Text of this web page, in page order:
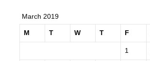
March 2019
M T W T F
1